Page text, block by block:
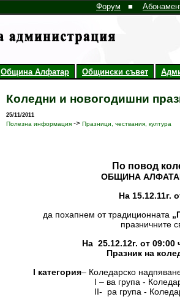
Форум ■
Община Алфатар Общински съвет
Коледни и новогодишни
25/11/2011
Полезна информация -> Празници, чествания, култура
По повод
ОБЩИНА
На 15.12.11г.
да похапнем от традиционната
На 25.12.12г. от
Празник на коледарската
І категория– Коледарско
І – ва група - Коледарски
ІІ- ра група - Коледарски